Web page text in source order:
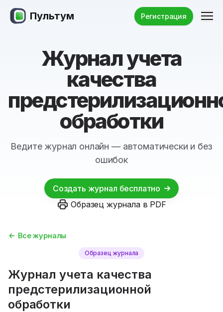
Пультум Регистрация
Журнал учета
качества
обработки
Ведите журнал онлайн — автоматически и без
ошибок
Создать журнал бесплатно
Образец журнала в PDF
Все журналы
Образец журнала
Журнал учета качества
предстерилизационной
обработки